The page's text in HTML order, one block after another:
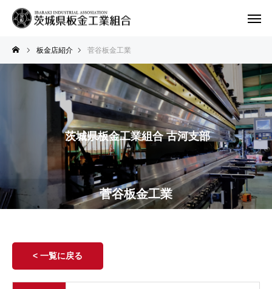
板金店紹介 菅谷板金工業
菅谷板金工業
茨城県板金工業組合 古河支部
< 一覧に戻る